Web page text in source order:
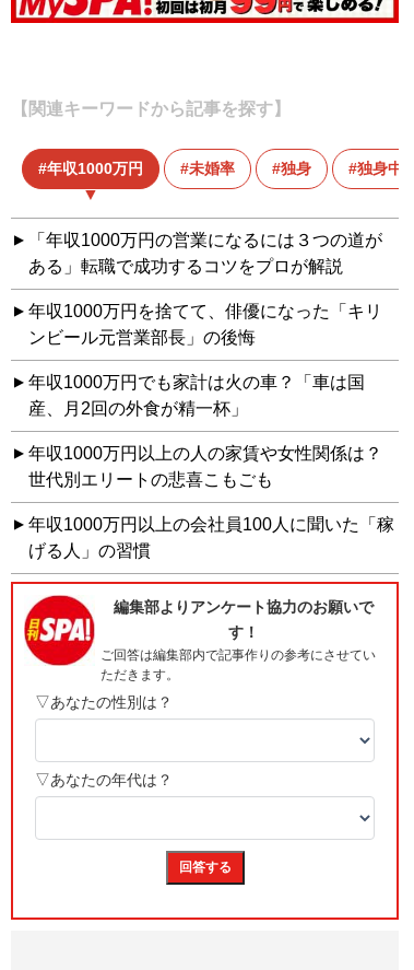
【関連キーワードから記事を探す】
年収1000万円 未婚率 独身 独身中
「年収1000万円の営業になるには３つの道が
ある」転職で成功するコツをプロが解説
年収1000万円を捨てて、俳優になった「キリ
ンビール元営業部長」の後悔
年収1000万円でも家計は火の車？「車は国
産、月2回の外食が精一杯」
年収1000万円以上の人の家賃や女性関係は？
世代別エリートの悲喜こもごも
年収1000万円以上の会社員100人に聞いた「稼
げる人」の習慣